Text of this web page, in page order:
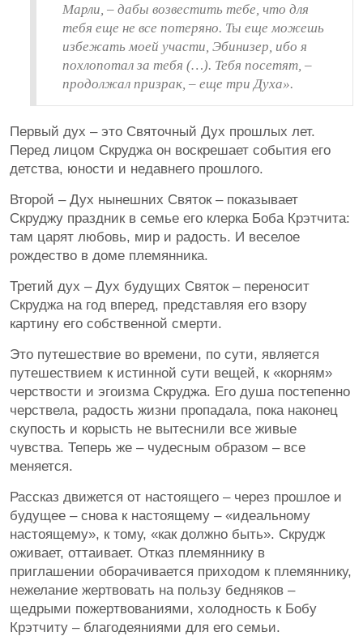
Марли, – дабы возвестить тебе, что для
тебя еще не все потеряно. Ты еще можешь
избежать моей участи, Эбинизер, ибо я
похлопотал за тебя (…). Тебя посетят, –
продолжал призрак, – еще три Духа».
Первый дух – это Святочный Дух прошлых лет.
Перед лицом Скруджа он воскрешает события его
детства, юности и недавнего прошлого.
Второй – Дух нынешних Святок – показывает
Скруджу праздник в семье его клерка Боба Крэтчита:
там царят любовь, мир и радость. И веселое
рождество в доме племянника.
Третий дух – Дух будущих Святок – переносит
Скруджа на год вперед, представляя его взору
картину его собственной смерти.
Это путешествие во времени, по сути, является
путешествием к истинной сути вещей, к «корням»
черствости и эгоизма Скруджа. Его душа постепенно
черствела, радость жизни пропадала, пока наконец
скупость и корысть не вытеснили все живые
чувства. Теперь же – чудесным образом – все
меняется.
Рассказ движется от настоящего – через прошлое и
будущее – снова к настоящему – «идеальному
настоящему», к тому, «как должно быть». Скрудж
оживает, оттаивает. Отказ племяннику в
приглашении оборачивается приходом к племяннику,
нежелание жертвовать на пользу бедняков –
щедрыми пожертвованиями, холодность к Бобу
Крэтчиту – благодеяниями для его семьи.